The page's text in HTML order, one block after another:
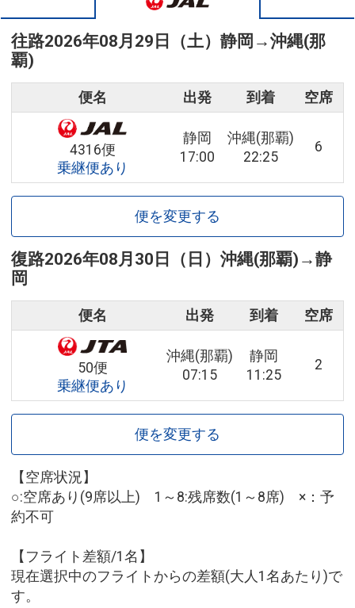
往路2026年08月29日（土） 静岡 →沖縄(那
覇)
便名 出発 到着 空席
4316便
乗継便あり
静岡
17:00
沖縄(那覇)
22:25
6
便を変更する
復路2026年08月30日（日） 沖縄(那覇) →静
岡
便名 出発 到着 空席
50便
乗継便あり
沖縄(那覇)
07:15
静岡
11:25
2
便を変更する
【空席状況】
○:空席あり(9席以上) 1～8:残席数(1～8席) ×：予
約不可
【フライト差額/1名】
現在選択中のフライトからの差額(大人1名あたり)で
す。